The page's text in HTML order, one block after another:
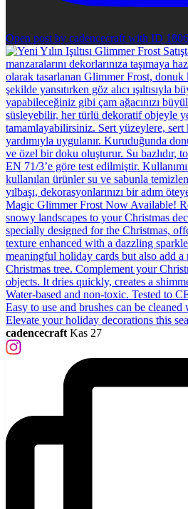
Open post by cadencecraft with ID
cadencecraft Kas 27